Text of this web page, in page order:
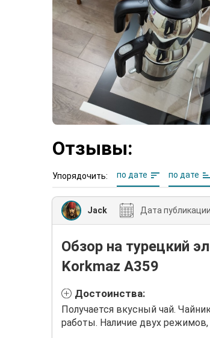
Отзывы:
Упорядочить: по дате по дате
Jack Дата
Обзор на турецкий
Korkmaz A359
Достоинства:
Получается вкусный чай.
работы. Наличие двух